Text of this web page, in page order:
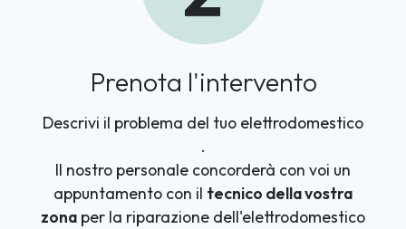
Prenota l'intervento
Descrivi il problema del tuo elettrodomestico
.
Il nostro personale concorderà con voi un
appuntamento con il tecnico della vostra
zona per la riparazione dell'elettrodomestico